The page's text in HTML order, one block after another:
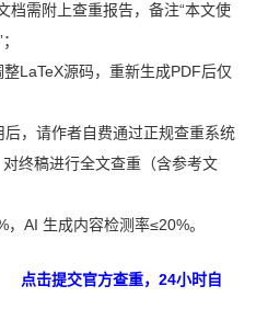
需附上查重报告，备注“本文使
LaTeX源码，重新生成PDF后仅
后，请作者自费通过正规查重系统
终稿进行全文查重（含参考文
AI 生成内容检测率≤20%。
点击提交官方查重，24小时自